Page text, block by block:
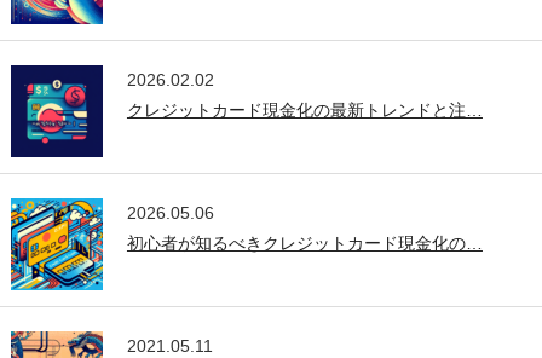
2026.02.02
クレジットカード現金化の最新トレンドと注…
2026.05.06
初心者が知るべきクレジットカード現金化の…
2021.05.11